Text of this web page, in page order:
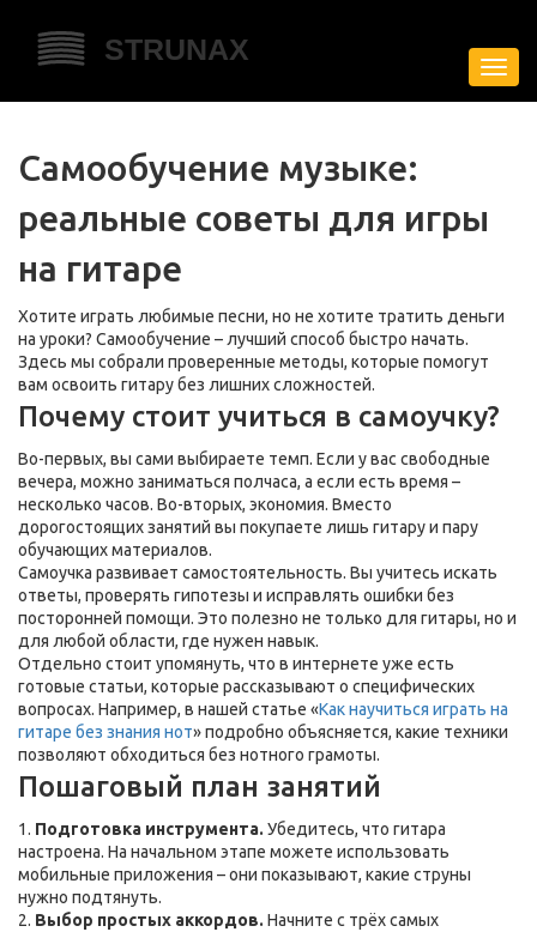
Самообучение музыке:
реальные советы для игры
на гитаре
Хотите играть любимые песни, но не хотите тратить деньги
на уроки? Самообучение – лучший способ быстро начать.
Здесь мы собрали проверенные методы, которые помогут
вам освоить гитару без лишних сложностей.
Почему стоит учиться в самоучку?
Во-первых, вы сами выбираете темп. Если у вас свободные
вечера, можно заниматься полчаса, а если есть время –
несколько часов. Во-вторых, экономия. Вместо
дорогостоящих занятий вы покупаете лишь гитару и пару
обучающих материалов.
Самоучка развивает самостоятельность. Вы учитесь искать
ответы, проверять гипотезы и исправлять ошибки без
посторонней помощи. Это полезно не только для гитары, но и
для любой области, где нужен навык.
Отдельно стоит упомянуть, что в интернете уже есть
готовые статьи, которые рассказывают о специфических
вопросах. Например, в нашей статье «Как научиться играть на
гитаре без знания нот» подробно объясняется, какие техники
позволяют обходиться без нотного грамоты.
Пошаговый план занятий
1. Подготовка инструмента. Убедитесь, что гитара
настроена. На начальном этапе можете использовать
мобильные приложения – они показывают, какие струны
нужно подтянуть.
2. Выбор простых аккордов. Начните с трёх самых